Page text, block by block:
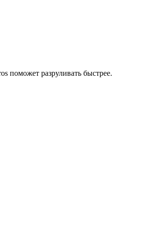
поможет разруливать быстрее.